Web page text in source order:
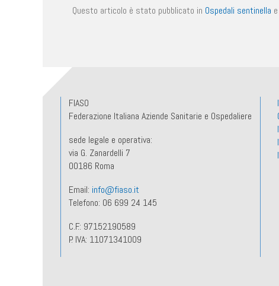
Questo articolo è stato pubblicato in Ospedali sentinella
FIASO
Federazione Italiana Aziende Sanitarie e Ospedaliere
sede legale e operativa:
via G. Zanardelli 7
00186 Roma
Email: info@fiaso.it
Telefono: 06 699 24 145
C.F.: 97152190589
P. IVA: 11071341009